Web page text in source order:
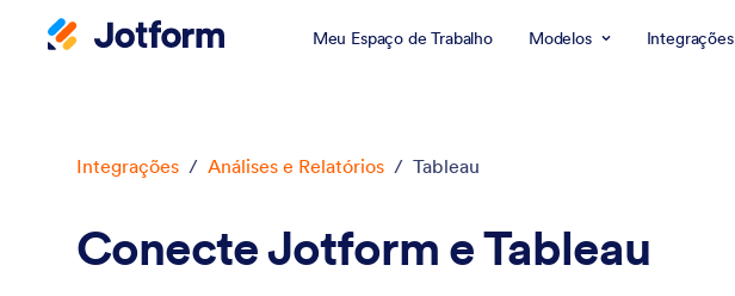
Meu Espaço de Trabalho Modelos Integrações
Integrações / Análises e Relatórios / Tableau
Conecte Jotform e Tableau